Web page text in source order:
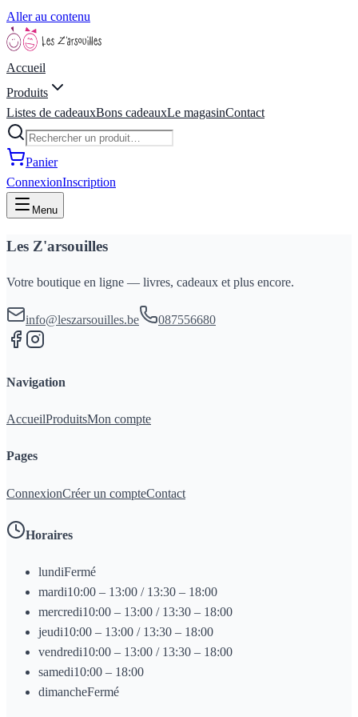
Aller au contenu
Accueil
Produits
Listes de cadeauxBons cadeauxLe magasinContact
Panier
ConnexionInscription
Menu
Les Z'arsouilles
Votre boutique en ligne — livres, cadeaux et plus encore.
info@leszarsouilles.be 087556680
Navigation
AccueilProduitsMon compte
Pages
ConnexionCréer un compteContact
Horaires
lundiFermé
mardi10:00 – 13:00 / 13:30 – 18:00
mercredi10:00 – 13:00 / 13:30 – 18:00
jeudi10:00 – 13:00 / 13:30 – 18:00
vendredi10:00 – 13:00 / 13:30 – 18:00
samedi10:00 – 18:00
dimancheFermé